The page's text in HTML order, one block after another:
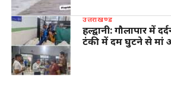
उत्तराखण्ड
हल्द्वानी: गौलापार में
टंकी में दम घुटने से मां